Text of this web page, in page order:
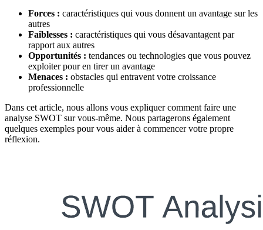
Forces : caractéristiques qui vous donnent un avantage sur les
autres
Faiblesses : caractéristiques qui vous désavantagent par
rapport aux autres
Opportunités : tendances ou technologies que vous pouvez
exploiter pour en tirer un avantage
Menaces : obstacles qui entravent votre croissance
professionnelle
Dans cet article, nous allons vous expliquer comment faire une
analyse SWOT sur vous-même. Nous partagerons également
quelques exemples pour vous aider à commencer votre propre
réflexion.